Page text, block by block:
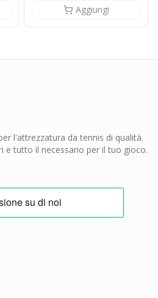
Aggiungi
l'attrezzatura da tennis di qualità.
e tutto il necessario per il tuo gioco.